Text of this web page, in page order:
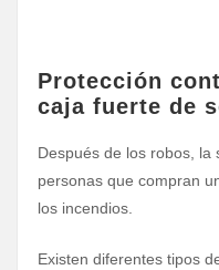
Protección
caja fuerte de
Después de los robos, la
personas que compran
los incendios.
Existen diferentes tipos